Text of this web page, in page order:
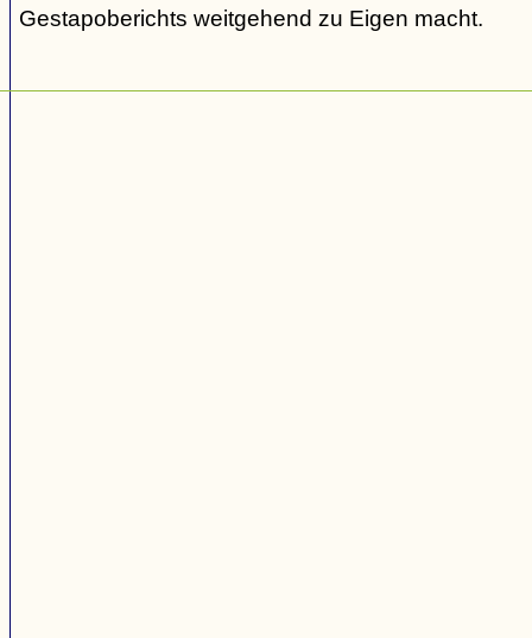
Gestapoberichts weitgehend zu Eigen macht.